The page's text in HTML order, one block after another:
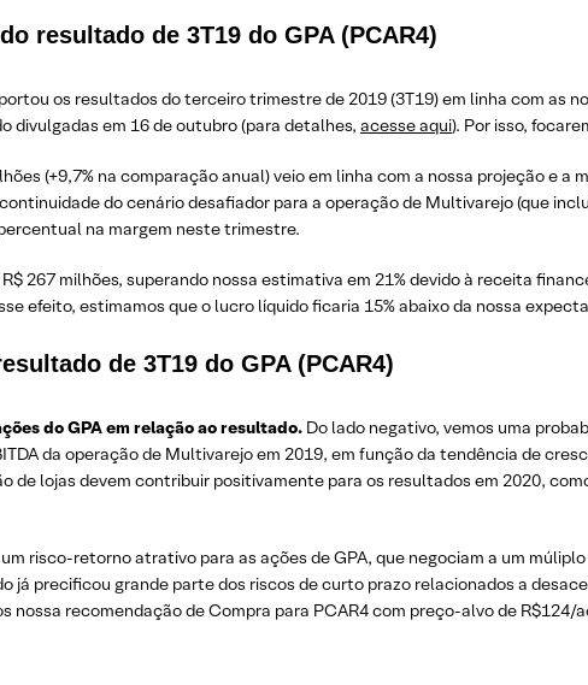
resultado de 3T19 do GPA (PCAR4)
os resultados do terceiro trimestre de 2019 (3T19) em linha com as
divulgadas em 16 de outubro (para detalhes, acesse aqui). Por isso,
(+9,7% na comparação anual) veio em linha com a nossa projeção e
do cenário desafiador para a operação de Multivarejo (que
na margem neste trimestre.
267 milhões, superando nossa estimativa em 21% devido à receita
efeito, estimamos que o lucro líquido ficaria 15% abaixo da nossa
de 3T19 do GPA (PCAR4)
do GPA em relação ao resultado. Do lado negativo, vemos uma
da operação de Multivarejo em 2019, em função da tendência de
de lojas devem contribuir positivamente para os resultados em 2020,
risco-retorno atrativo para as ações de GPA, que negociam a um
já precificou grande parte dos riscos de curto prazo relacionados a
nossa recomendação de Compra para PCAR4 com preço-alvo de R$124/